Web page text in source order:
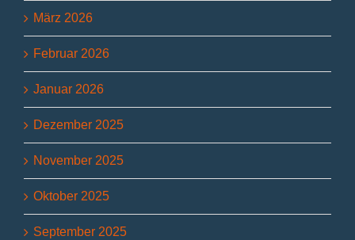
März 2026
Februar 2026
Januar 2026
Dezember 2025
November 2025
Oktober 2025
September 2025